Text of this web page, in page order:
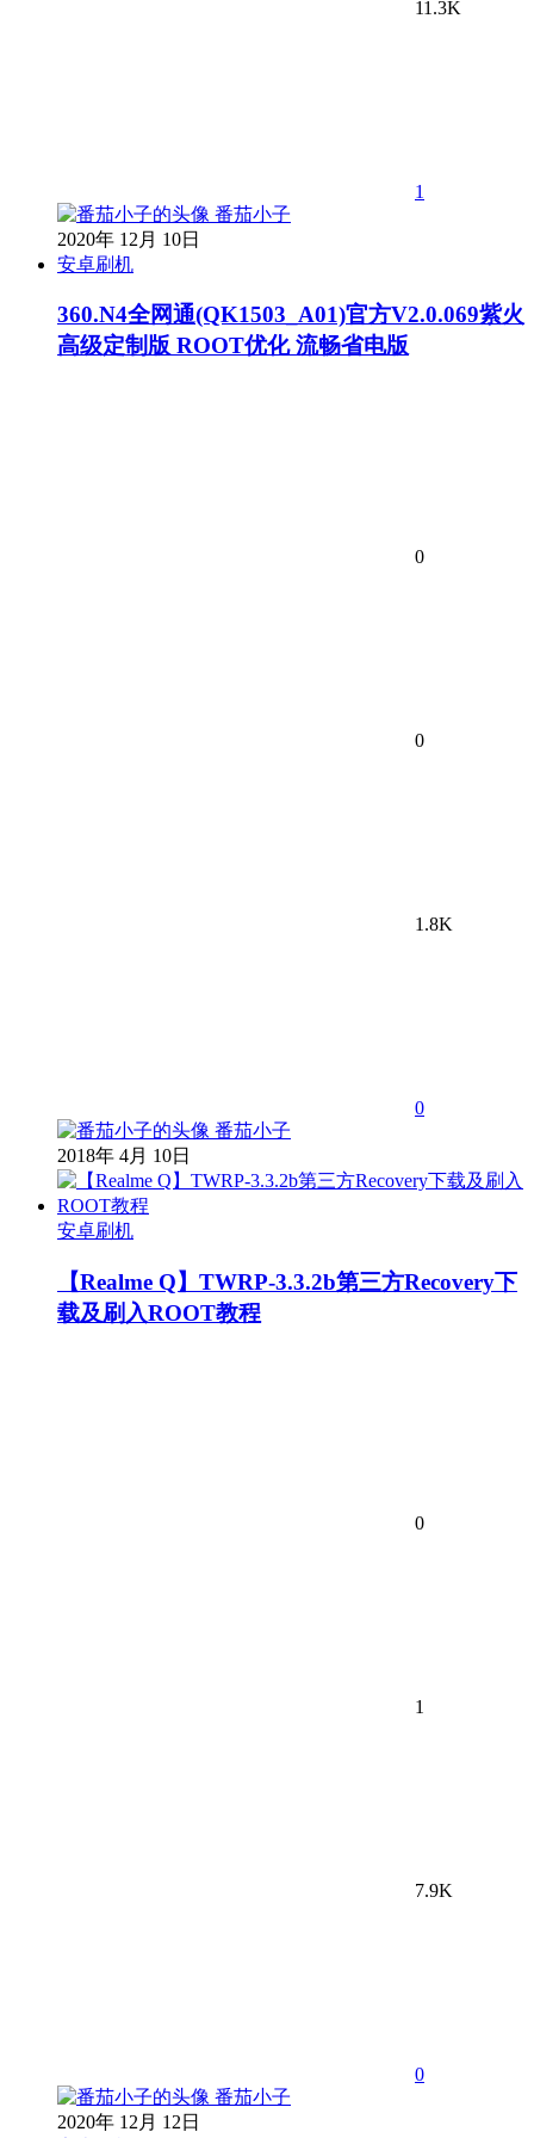
11.3K
1
番茄小子
2020年 12月 10日
安卓刷机
360.N4全网通(QK1503_A01)官方V2.0.069紫火
高级定制版 ROOT优化 流畅省电版
0
0
1.8K
0
番茄小子
2018年 4月 10日
安卓刷机
【Realme Q】TWRP-3.3.2b第三方Recovery下
载及刷入ROOT教程
0
1
7.9K
0
番茄小子
2020年 12月 12日